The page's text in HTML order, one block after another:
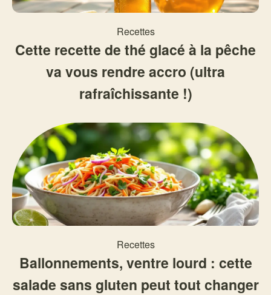
Recettes
Cette recette de thé glacé à la pêche
va vous rendre accro (ultra
rafraîchissante !)
Recettes
Ballonnements, ventre lourd : cette
salade sans gluten peut tout changer